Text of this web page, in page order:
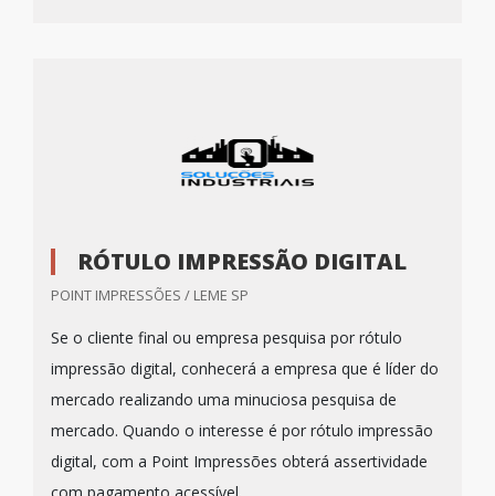
RÓTULO IMPRESSÃO DIGITAL
POINT IMPRESSÕES / LEME SP
Se o cliente final ou empresa pesquisa por rótulo
impressão digital, conhecerá a empresa que é líder do
mercado realizando uma minuciosa pesquisa de
mercado. Quando o interesse é por rótulo impressão
digital, com a Point Impressões obterá assertividade